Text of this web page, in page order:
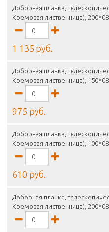
Доборная планка,
Кремовая лиственница),
1 135 руб.
Доборная планка,
Кремовая лиственница),
975 руб.
Доборная планка,
Кремовая лиственница),
610 руб.
Доборная планка,
Кремовая лиственница),